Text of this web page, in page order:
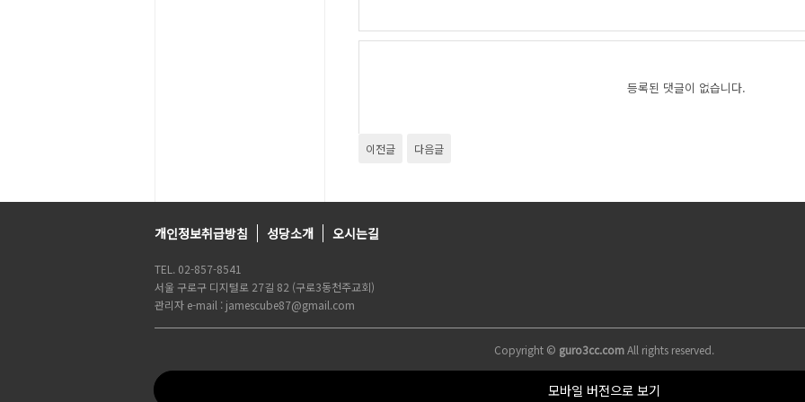
등록된 댓글이 없습니다.
이전글 다음글
개인정보취급방침 성당소개 오시는길
TEL. 02-857-8541
서울 구로구 디지털로 27길 82 (구로3동천주교회)
관리자 e-mail : jamescube87@gmail.com
Copyright © guro3cc.comAll rights reserved.
모바일 버전으로 보기